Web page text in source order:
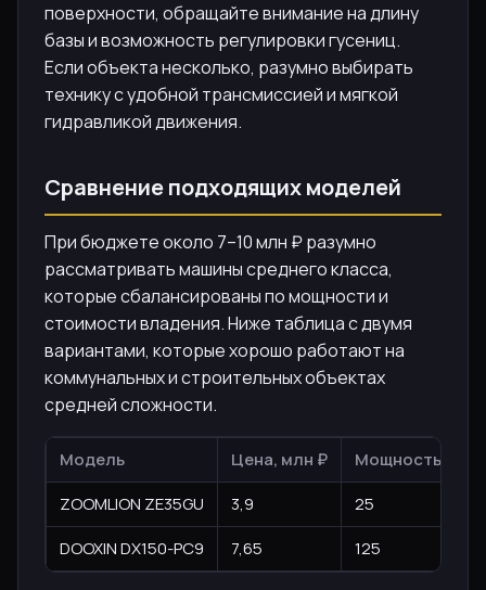
поверхности, обращайте внимание на длину
базы и возможность регулировки гусениц.
Если объекта несколько, разумно выбирать
технику с удобной трансмиссией и мягкой
гидравликой движения.
Сравнение подходящих моделей
При бюджете около 7–10 млн ₽ разумно
рассматривать машины среднего класса,
которые сбалансированы по мощности и
стоимости владения. Ниже таблица с двумя
вариантами, которые хорошо работают на
коммунальных и строительных объектах
средней сложности.
Модель Цена, млн ₽
Мощность, л.с.
ZOOMLION ZE35GU
3,9
25
DOOXIN DX150-PC9
7,65 125